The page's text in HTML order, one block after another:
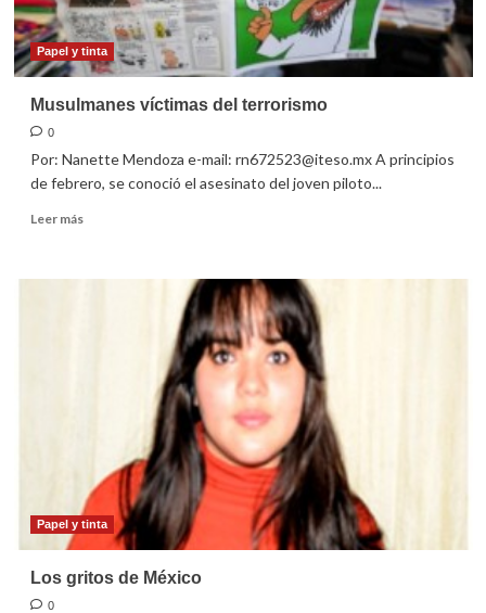
Papel y tinta
Musulmanes víctimas del terrorismo
0
Por: Nanette Mendoza e-mail: rn672523@iteso.mx A principios
de febrero, se conoció el asesinato del joven piloto...
Leer másLeer
Musulmanes
Papel y tinta
Los gritos de México
0